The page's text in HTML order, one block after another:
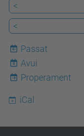
<
<
Passat
8
Avui
Properament
iCal